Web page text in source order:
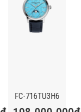
FC-716TU3H6